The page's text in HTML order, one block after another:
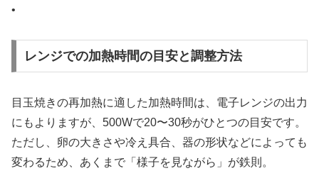
•
レンジでの加熱時間の目安と調整方法
目玉焼きの再加熱に適した加熱時間は、電子レンジの出力
にもよりますが、500Wで20〜30秒がひとつの目安です。
ただし、卵の大きさや冷え具合、器の形状などによっても
変わるため、あくまで「様子を見ながら」が鉄則。